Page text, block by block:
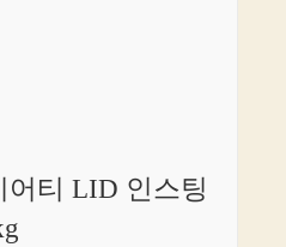
티 LID 인스팅